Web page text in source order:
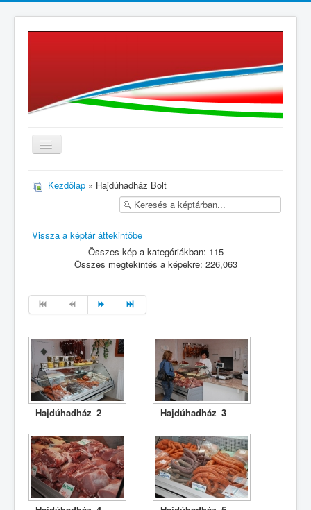
Kezdőlap » Hajdúhadház Bolt
Vissza a képtár áttekintőbe
Összes kép a kategóriákban: 115
Összes megtekintés a képekre: 226,063
Hajdúhadház_2 Hajdúhadház_3